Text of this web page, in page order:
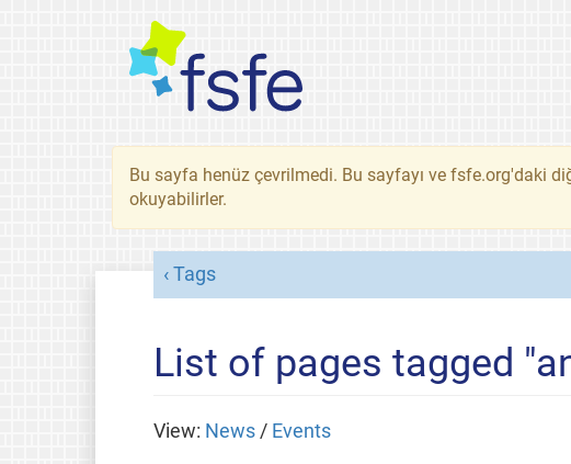
Bu sayfa henüz çevrilmedi. Bu sayfayı ve fsfe.org'daki
okuyabilirler.
Tags
List of pages tagged
View: News/ Events